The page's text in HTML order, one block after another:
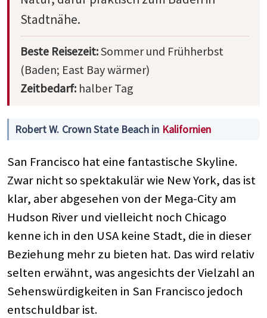
Stadtnähe.
Beste Reisezeit:Sommer und Frühherbst
(Baden; East Bay wärmer)
Zeitbedarf: halber Tag
Robert W. Crown State Beach in Kalifornien
San Francisco hat eine fantastische Skyline.
Zwar nicht so spektakulär wie New York, das ist
klar, aber abgesehen von der Mega-City am
Hudson River und vielleicht noch Chicago
kenne ich in den USA keine Stadt, die in dieser
Beziehung mehr zu bieten hat. Das wird relativ
selten erwähnt, was angesichts der Vielzahl an
Sehenswürdigkeiten in San Francisco jedoch
entschuldbar ist.